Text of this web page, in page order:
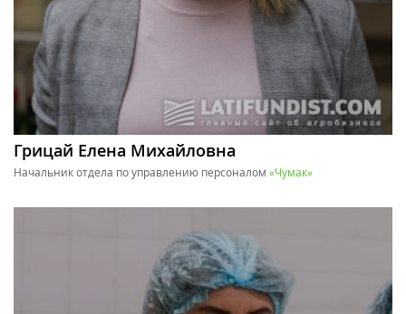
Грицай Елена Михайловна
Начальник отдела по управлению персоналом «Чумак»